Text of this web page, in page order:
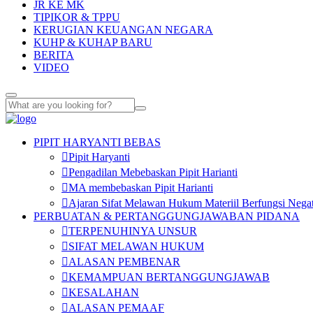
JR KE MK
TIPIKOR & TPPU
KERUGIAN KEUANGAN NEGARA
KUHP & KUHAP BARU
BERITA
VIDEO
PIPIT HARYANTI BEBAS
Pipit Haryanti
Pengadilan Mebebaskan Pipit Harianti
MA membebaskan Pipit Harianti
Ajaran Sifat Melawan Hukum Materiil Berfungsi
PERBUATAN & PERTANGGUNGJAWABAN PIDANA
TERPENUHINYA UNSUR
SIFAT MELAWAN HUKUM
ALASAN PEMBENAR
KEMAMPUAN BERTANGGUNGJAWAB
KESALAHAN
ALASAN PEMAAF